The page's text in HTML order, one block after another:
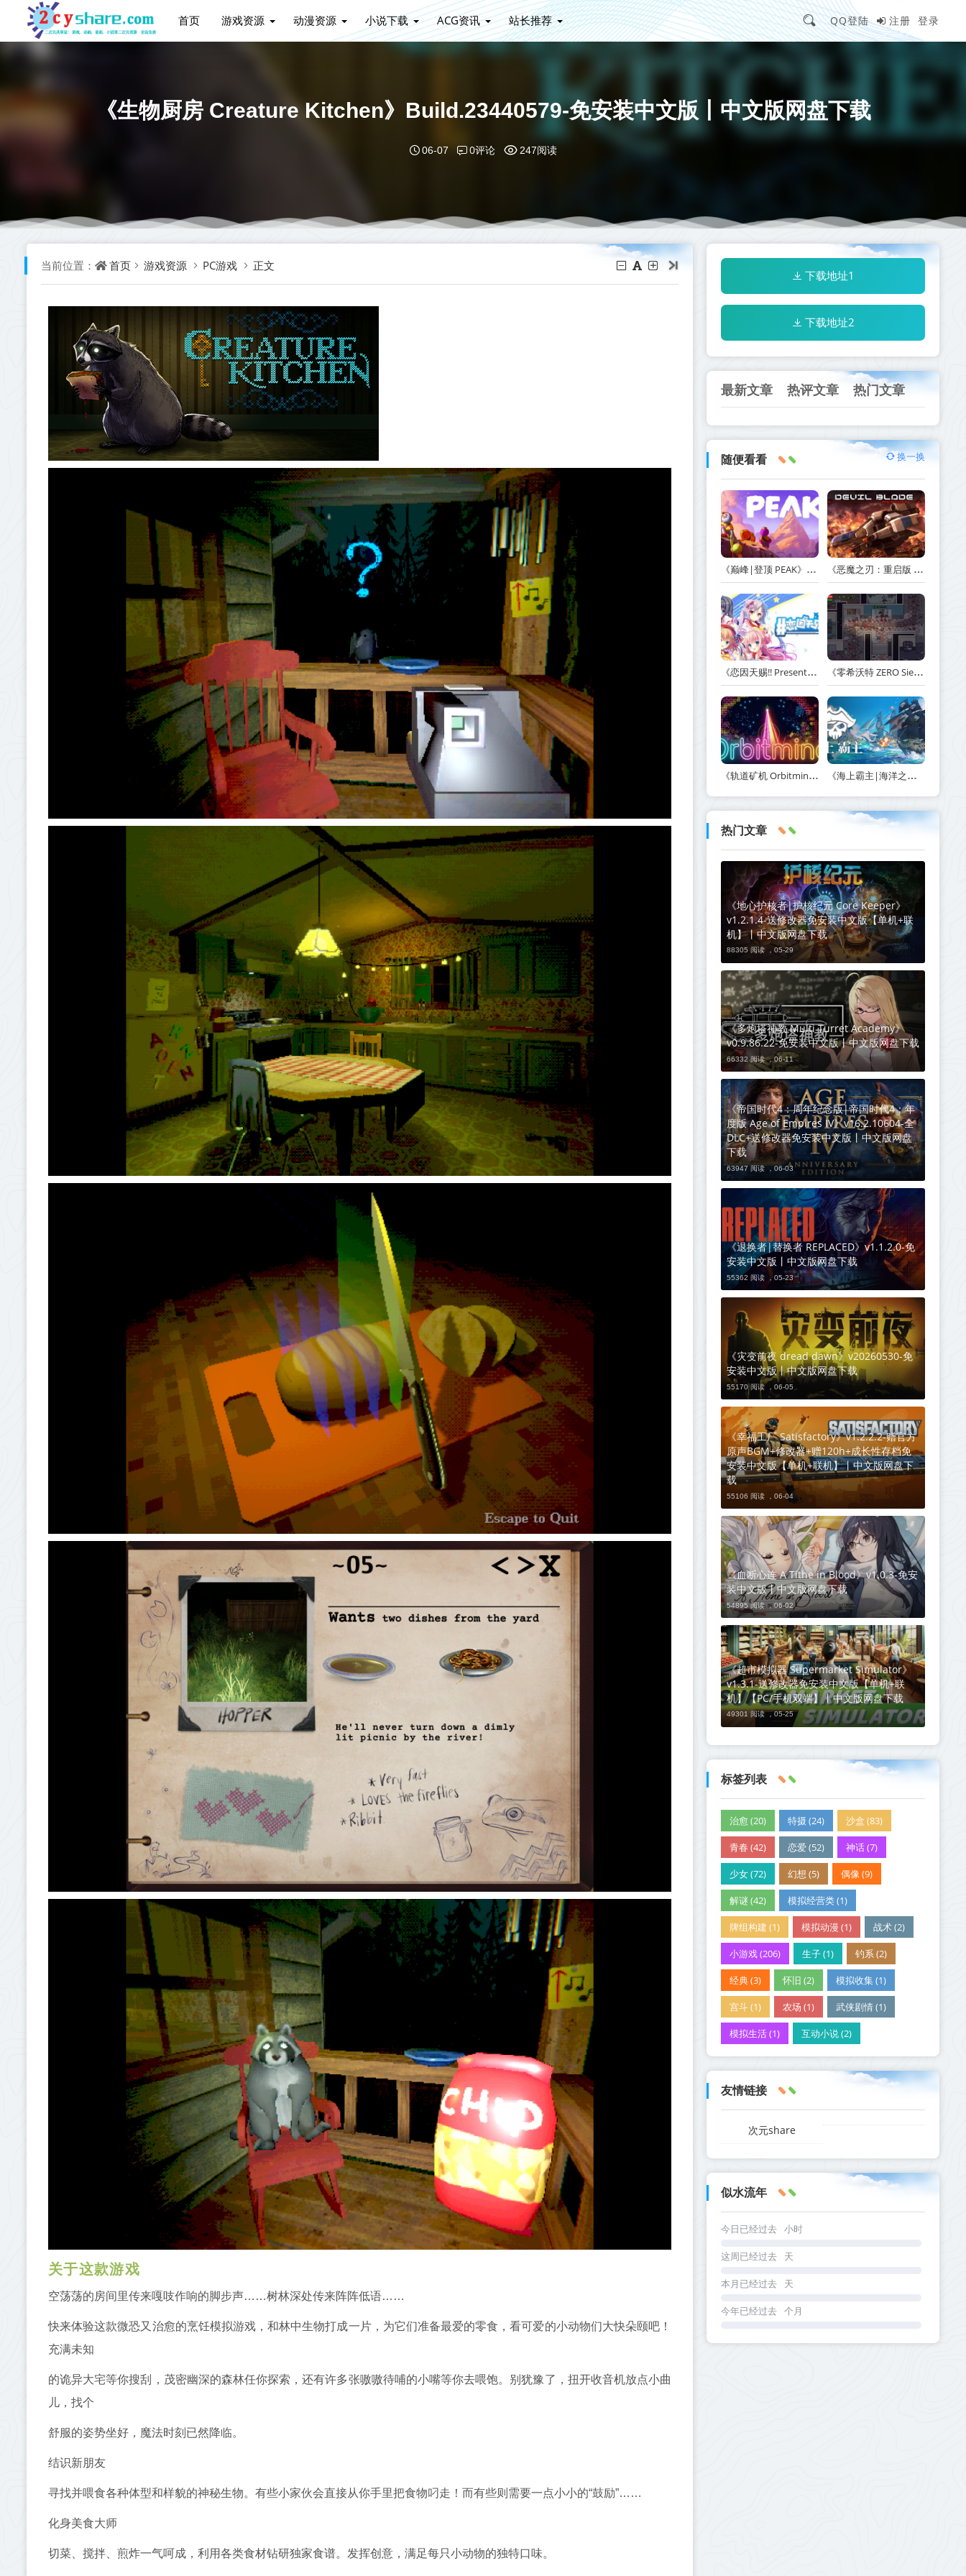
首页 游戏资源 动漫资源 小说下载 ACG资讯 站长推荐 QQ登陆 注册 登录
《生物厨房 Creature Kitchen》Build.23440579-免安装中文版丨中文版网盘下载
06-07 0评论 247阅读
当前位置： 首页 游戏资源 PC游戏 正文
关于这款游戏
空荡荡的房间里传来嘎吱作响的脚步声……树林深处传来阵阵低语……
快来体验这款微恐又治愈的烹饪模拟游戏，和林中生物打成一片，为它们准备最爱的零食，看可爱的小动物们大快朵颐吧！
充满未知
的诡异大宅等你搜刮，茂密幽深的森林任你探索，还有许多张嗷嗷待哺的小嘴等你去喂饱。别犹豫了，扭开收音机放点小曲
儿，找个
舒服的姿势坐好，魔法时刻已然降临。
结识新朋友
寻找并喂食各种体型和样貌的神秘生物。有些小家伙会直接从你手里把食物叼走！而有些则需要一点小小的“鼓励”……
化身美食大师
切菜、搅拌、煎炸一气呵成，利用各类食材钻研独家食谱。发挥创意，满足每只小动物的独特口味。
下载地址1
下载地址2
最新文章 热评文章 热门文章
随便看看 换一换
《巅峰|登顶 PEAK》v1.47.a【单机+联机】丨中文版网盘下载 《恶魔之刃：重启版 DEVIL BLADE REBOOT》v1.2.4-免安装中文版丨中文版网盘下载
《恋因天赐!! Present From Angel Template!! An Angel's Gift》Build.23930554-免安装中文版丨中文版网盘下载 《零希沃特 ZERO Sievert》v1.2.59-免安装中文版丨中文版网盘下载
《轨道矿机 Orbitmine》Build.24135737-免安装中文版丨中文版网盘下载 《海上霸主|海洋之王|七海之王 King of Seas》v1.20-免安装中文版丨中文版网盘下载
热门文章
《地心护核者|护核纪元 Core Keeper》
v1.2.1.4-送修改器免安装中文版【单机+联
机】丨中文版网盘下载
88305 阅读 ， 05-29
《多炮塔神教 Multi Turret Academy》
v0.9.86.22-免安装中文版丨中文版网盘下载
66332 阅读 ，06-11
《帝国时代4：周年纪念版|帝国时代4：年
度版 Age of Empires IV》v16.2.10604-全
DLC+送修改器免安装中文版丨中文版网盘
下载
63947 阅读 ，06-03
《退换者|替换者 REPLACED》v1.1.2.0-免
安装中文版丨中文版网盘下载
55362 阅读 ，05-23
《灾变前夜 dread dawn》v20260530-免
安装中文版丨中文版网盘下载
55170 阅读 ， 06-05
《幸福工厂 Satisfactory》v1.2.2.2-赠官方
原声BGM+修改器+赠120h+成长性存档免
安装中文版【单机+联机】丨中文版网盘下
载
55106 阅读 ， 06-04
《血断心连 A Tithe in Blood》v1.0.3-免安
装中文版丨中文版网盘下载
54895 阅读 ，06-02
《超市模拟器 Supermarket Simulator》
v1.3.1-送修改器免安装中文版【单机+联
机】【PC/手机双端】丨中文版网盘下载
49301 阅读 ，05-25
标签列表
治愈 (20) 特摄 (24) 沙盒 (83)
青春 (42) 恋爱 (52) 神话 (7)
少女 (72) 幻想 (5) 偶像 (9)
解谜 (42) 模拟经营类 (1)
牌组构建 (1) 模拟动漫 (1) 战术 (2)
小游戏 (206) 生子 (1) 钓系 (2)
经典 (3) 怀旧 (2) 模拟收集 (1)
宫斗 (1) 农场 (1) 武侠剧情 (1)
模拟生活 (1) 互动小说 (2)
友情链接
次元share
似水流年
今日已经过去 小时
这周已经过去 天
本月已经过去 天
今年已经过去 个月